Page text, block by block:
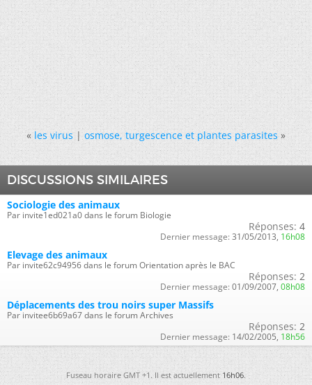
« les virus|osmose, turgescence et plantes parasites »
DISCUSSIONS SIMILAIRES
Sociologie des animaux
Par invite1ed021a0 dans le forum Biologie
Réponses: 4
Dernier message: 31/05/2013, 16h08
Elevage des animaux
Par invite62c94956 dans le forum Orientation après le BAC
Réponses: 2
Dernier message: 01/09/2007, 08h08
Déplacements des trou noirs super Massifs
Par invitee6b69a67 dans le forum Archives
Réponses: 2
Dernier message: 14/02/2005, 18h56
Fuseau horaire GMT +1. Il est actuellement16h06.